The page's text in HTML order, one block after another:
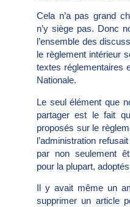
Cela n’a pas grand
n’y siège pas. Donc
l’ensemble des
le règlement intérieur
textes réglementaires
Nationale.
Le seul élément que
partager est le fait
proposés sur le
l’administration
par non seulement
pour la plupart,
Il y avait même un
supprimer un article